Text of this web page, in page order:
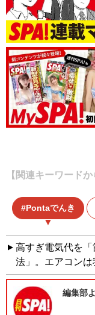
【関連キーワードか
Pontaでんき
高すぎ電気代を
法」。エアコンは